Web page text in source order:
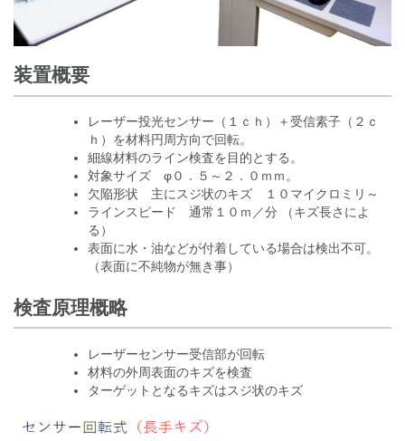
装置概要
レーザー投光センサー（１ｃｈ）＋受信素子（２ｃ
ｈ）を材料円周方向で回転。
細線材料のライン検査を目的とする。
対象サイズ φ０．５～２．０ｍｍ。
欠陥形状 主にスジ状のキズ １０マイクロミリ～
ラインスピード 通常１０ｍ／分 （キズ長さによ
る）
表面に水・油などが付着している場合は検出不可。
（表面に不純物が無き事）
検査原理概略
レーザーセンサー受信部が回転
材料の外周表面のキズを検査
ターゲットとなるキズはスジ状のキズ